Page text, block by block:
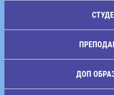
ДОП